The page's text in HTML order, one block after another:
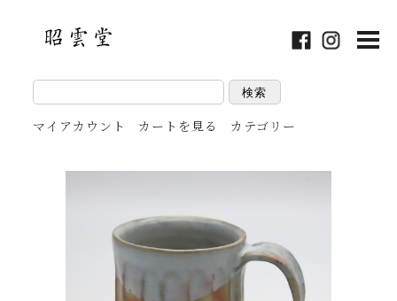
検索
マイアカウント カートを見る カテゴリー